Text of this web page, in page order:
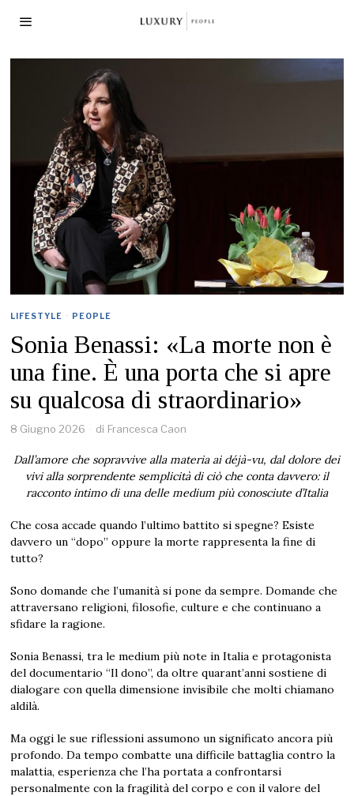
LIFESTYLE · PEOPLE
Sonia Benassi: «La morte non è
una fine. È una porta che si apre
su qualcosa di straordinario»
8 Giugno 2026 di Francesca Caon
Dall’amore che sopravvive alla materia ai déjà-vu, dal dolore dei
vivi alla sorprendente semplicità di ciò che conta davvero: il
racconto intimo di una delle medium più conosciute d’Italia
Che cosa accade quando l’ultimo battito si spegne? Esiste
davvero un “dopo” oppure la morte rappresenta la fine di
tutto?
Sono domande che l’umanità si pone da sempre. Domande che
attraversano religioni, filosofie, culture e che continuano a
sfidare la ragione.
Sonia Benassi, tra le medium più note in Italia e protagonista
del documentario “Il dono”, da oltre quarant’anni sostiene di
dialogare con quella dimensione invisibile che molti chiamano
aldilà.
Ma oggi le sue riflessioni assumono un significato ancora più
profondo. Da tempo combatte una difficile battaglia contro la
malattia, esperienza che l’ha portata a confrontarsi
personalmente con la fragilità del corpo e con il valore del